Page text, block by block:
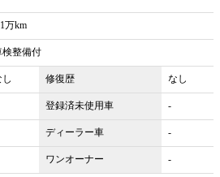
万km
検整備付
修復歴 なし
登録済未使用車 -
ディーラー車 -
ワンオーナー -